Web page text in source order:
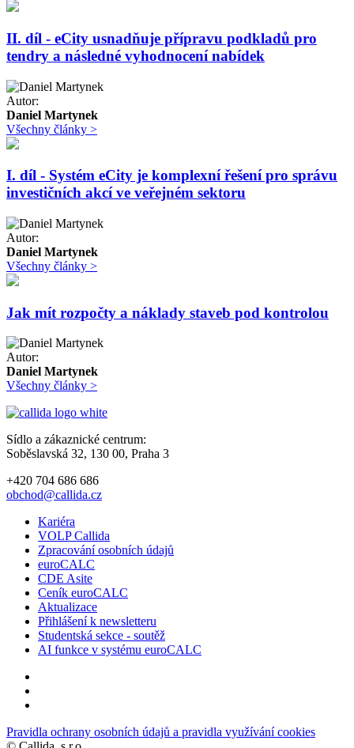
II. díl - eCity usnadňuje přípravu podkladů pro
tendry a následné vyhodnocení nabídek
Autor:
Daniel Martynek
Všechny články >
I. díl - Systém eCity je komplexní řešení pro správu
investičních akcí ve veřejném sektoru
Autor:
Daniel Martynek
Všechny články >
Jak mít rozpočty a náklady staveb pod kontrolou
Autor:
Daniel Martynek
Všechny články >
Sídlo a zákaznické centrum:
Soběslavská 32, 130 00, Praha 3
+420 704 686 686
obchod@callida.cz
Kariéra
VOLP Callida
Zpracování osobních údajů
euroCALC
CDE Asite
Ceník euroCALC
Aktualizace
Přihlášení k newsletteru
Studentská sekce - soutěž
AI funkce v systému euroCALC
Pravidla ochrany osobních údajů a pravidla využívání cookies